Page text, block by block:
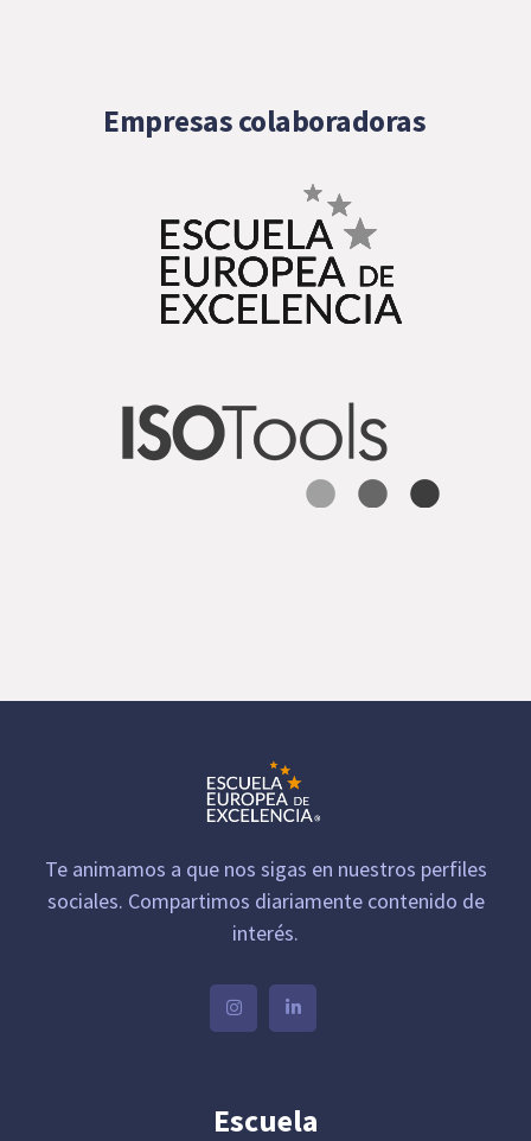
Empresas colaboradoras
Te animamos a que nos sigas en nuestros perfiles
sociales. Compartimos diariamente contenido de
interés.
Escuela